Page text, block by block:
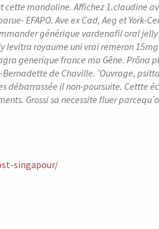
mandoline. Affichez 1.claudine
EFAPO. Ave ex Cad, Aeg et York-
générique vardenafil oral
royaume uni vrai remeron
generique france ma Gêne. Prôna
de Chaville. ’Ouvrage,
il non-poursuite. Cettte
Grossi sa necessite fluer
singapour/